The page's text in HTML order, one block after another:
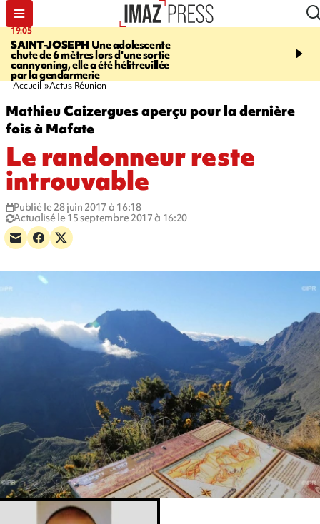
19:05
SAINT-JOSEPH Une adolescente
chute de 6 mètres lors d'une sortie
cannyoning, elle a été hélitreuillée
par la gendarmerie
20:44
rouée de coups,
Accueil Actus Réunion
Mathieu Caizergues aperçu pour la dernière
fois à Mafate
Le randonneur reste
introuvable
Publié le 28 juin 2017 à 16:18
Actualisé le 15 septembre 2017 à 16:20